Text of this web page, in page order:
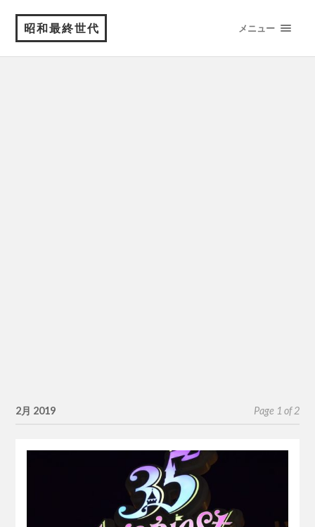
昭和最終世代 メニュー
2月 2019 Page 1 of 2